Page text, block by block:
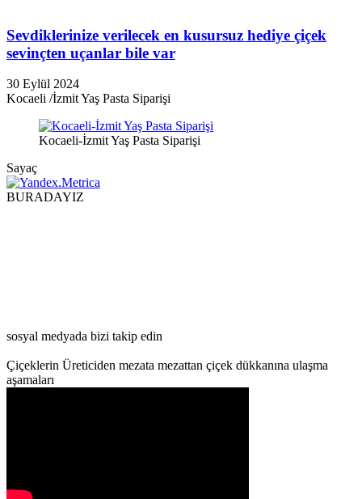
Sevdiklerinize verilecek en kusursuz hediye çiçek
sevinçten uçanlar bile var
30 Eylül 2024
Kocaeli /İzmit Yaş Pasta Siparişi
Kocaeli-İzmit Yaş Pasta Siparişi
Sayaç
BURADAYIZ
sosyal medyada bizi takip edin
Çiçeklerin Üreticiden mezata mezattan çiçek dükkanına ulaşma
aşamaları